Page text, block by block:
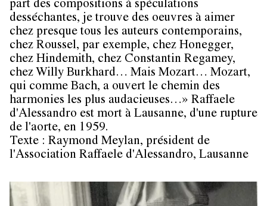
part des compositions à spéculations
desséchantes, je trouve des oeuvres à aimer
chez presque tous les auteurs contemporains,
chez Roussel, par exemple, chez Honegger,
chez Hindemith, chez Constantin Regamey,
chez Willy Burkhard… Mais Mozart… Mozart,
qui comme Bach, a ouvert le chemin des
harmonies les plus audacieuses…» Raffaele
d'Alessandro est mort à Lausanne, d'une rupture
de l'aorte, en 1959.
Texte : Raymond Meylan, président de
l'Association Raffaele d'Alessandro, Lausanne